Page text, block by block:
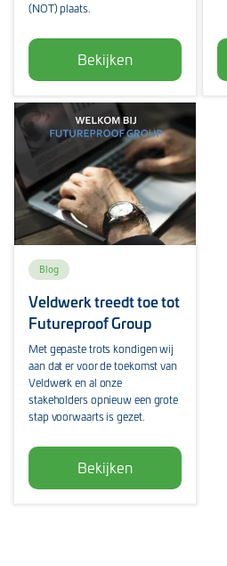
(NOT) plaats.
Bekijken
Blog
Veldwerk treedt toe tot
Futureproof Group
Met gepaste trots kondigen wij
aan dat er voor de toekomst van
Veldwerk en al onze
stakeholders opnieuw een grote
stap voorwaarts is gezet.
Bekijken